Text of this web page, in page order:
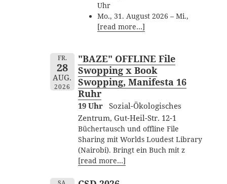
Uhr
Mo., 31. August 2026 – Mi.,
[read more…]
FR.
28
AUG.
2026
"BAZE" OFFLINE File
Swopping x Book
Swopping, Manifesta 16
Ruhr
19 Uhr
Sozial-Ökologisches
Zentrum, Gut-Heil-Str. 12-1
Büchertausch und offline File
Sharing mit Worlds Loudest Library
(Nairobi). Bringt ein Buch mit z
[read more…]